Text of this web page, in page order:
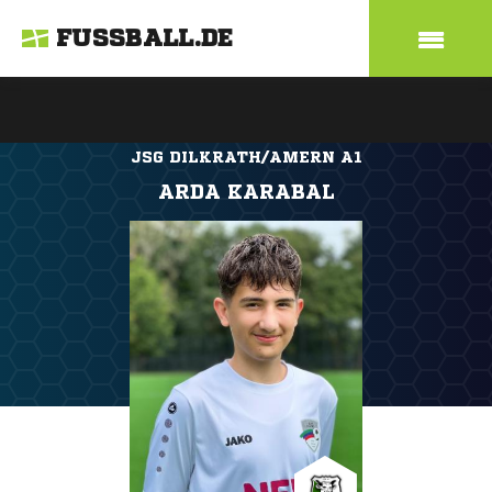
FUSSBALL.DE
JSG DILKRATH/AMERN A1
ARDA KARABAL